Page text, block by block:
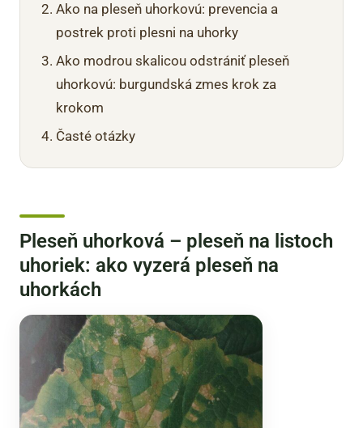
Ako na pleseň uhorkovú: prevencia a
postrek proti plesni na uhorky
Ako modrou skalicou odstrániť pleseň
uhorkovú: burgundská zmes krok za
krokom
Časté otázky
Pleseň uhorková – pleseň na listoch
uhoriek: ako vyzerá pleseň na
uhorkách